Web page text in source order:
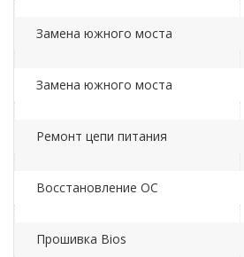
Замена южного моста
Замена южного моста
Ремонт цепи питания
Восстановление ОС
Прошивка Bios